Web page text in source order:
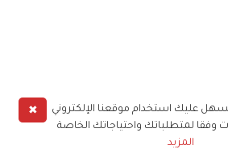
✖
عليك استخدام موقعنا الإلكتروني
وفقا لمتطلباتك واحتياجاتك الخاصة
المزيد